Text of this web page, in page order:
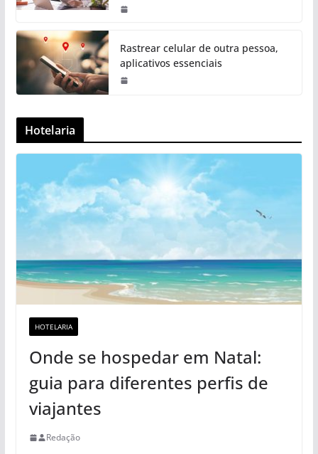
Rastrear celular de outra pessoa,
aplicativos essenciais
Hotelaria
HOTELARIA
Onde se hospedar em Natal:
guia para diferentes perfis de
viajantes
Redação